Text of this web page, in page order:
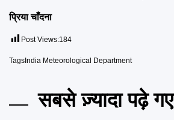
प्रिया चाँदना
Post Views:184
TagsIndia Meteorological Department
सबसे ज़्यादा पढ़े गए